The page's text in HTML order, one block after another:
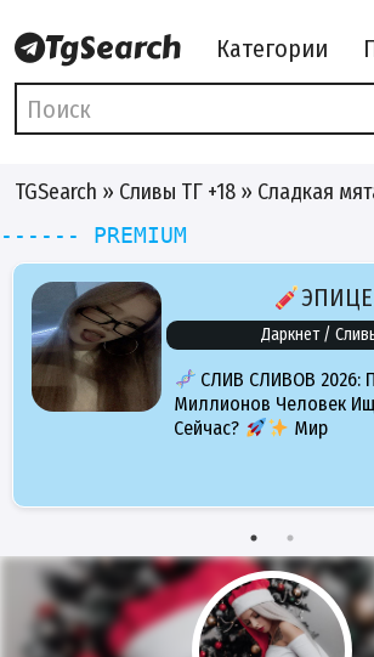
Категории
TGSearch » Сливы ТГ +18 » Сладкая
------ PREMIUM
Даркнет /
СЛИВ СЛИВОВ 2026:
Миллионов Человек
Сейчас?
Мир